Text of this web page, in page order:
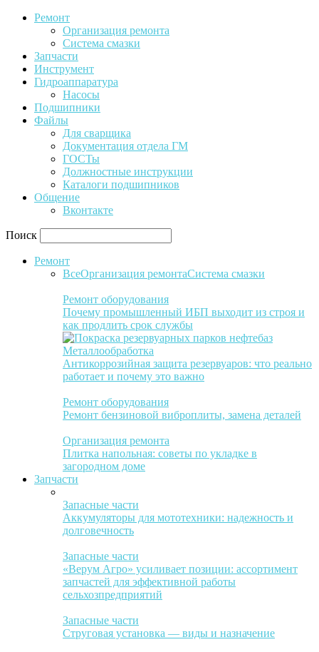
Ремонт
Организация ремонта
Система смазки
Запчасти
Инструмент
Гидроаппаратура
Насосы
Подшипники
Файлы
Для сварщика
Документация отдела ГМ
ГОСТы
Должностные инструкции
Каталоги подшипников
Общение
Вконтакте
Поиск
Ремонт
ВсеОрганизация ремонтаСистема смазки
Ремонт оборудования
Почему промышленный ИБП выходит из строя и
как продлить срок службы
Металлообработка
Антикоррозийная защита резервуаров: что реально
работает и почему это важно
Ремонт оборудования
Ремонт бензиновой виброплиты, замена деталей
Организация ремонта
Плитка напольная: советы по укладке в
загородном доме
Запчасти
Запасные части
Аккумуляторы для мототехники: надежность и
долговечность
Запасные части
«Верум Агро» усиливает позиции: ассортимент
запчастей для эффективной работы
сельхозпредприятий
Запасные части
Струговая установка — виды и назначение